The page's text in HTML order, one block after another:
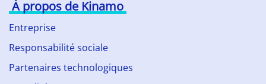
À propos de Kinamo
Entreprise
Responsabilité sociale
Partenaires technologiques